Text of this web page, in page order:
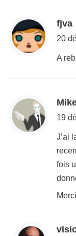
fjva
i
:
20
A
19
J’ai
fois